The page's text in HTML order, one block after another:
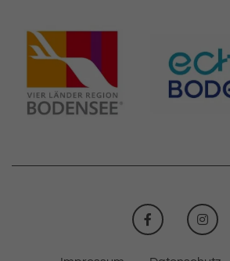
FACEBOOK